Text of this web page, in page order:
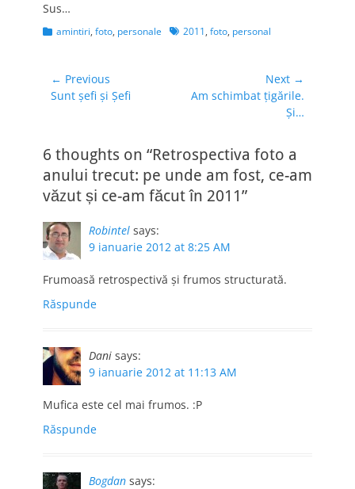
Sus…
Categories
amintiri, foto, personale Tags2011, foto, personal
Navigare
în
← Previous
Previous
Sunt șefi și Șefi
Next →
Next
Am schimbat ţigările.
Şi…
6 thoughts on “Retrospectiva foto a
anului trecut: pe unde am fost, ce-am
văzut și ce-am făcut în 2011”
Robintel says:
9 ianuarie 2012 at 8:25 AM
Frumoasă retrospectivă și frumos structurată.
Răspunde
Dani says:
9 ianuarie 2012 at 11:13 AM
Mufica este cel mai frumos. :P
Răspunde
Bogdan says: